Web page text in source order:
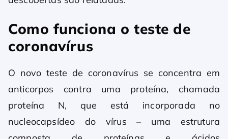
Como funciona o teste de
coronavírus
O novo teste de coronavírus se concentra em
anticorpos contra uma proteína, chamada
proteína N, que está incorporada no
nucleocapsídeo do vírus – uma estrutura